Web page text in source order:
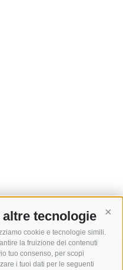
tecnologie
cookie e tecnologie simili.
la fruizione dei contenuti
tuo consenso, per scopi
i tuoi dati per le seguenti